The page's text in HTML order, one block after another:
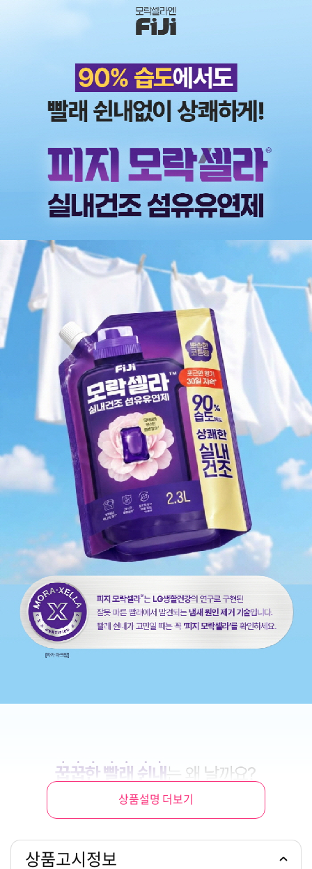
상품설명 더보기
상품고시정보